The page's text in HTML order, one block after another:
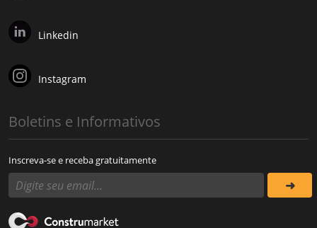
Linkedin
Instagram
Boletins e Informativos
Inscreva-se e receba gratuitamente